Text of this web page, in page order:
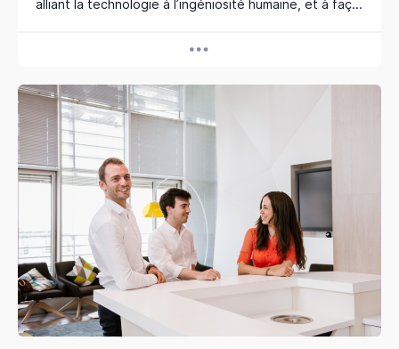
alliant la technologie à l’ingéniosité humaine, et à faç...